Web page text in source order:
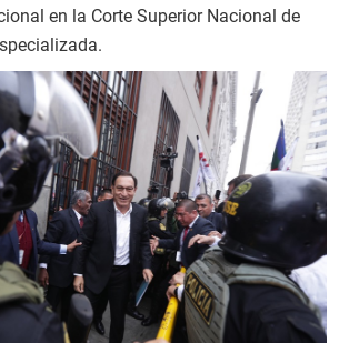
en la Corte Superior Nacional de